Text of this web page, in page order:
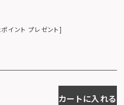
ポイント プレゼント
カートに入れる